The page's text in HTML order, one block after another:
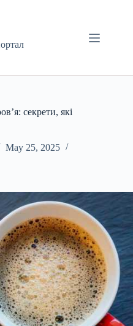
секрети, які
May 25, 2025